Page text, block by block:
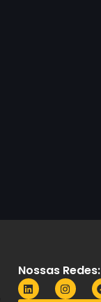
Nossas Redes: